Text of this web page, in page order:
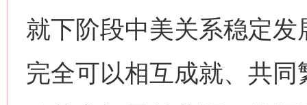
就下阶段中美关系稳定
完全可以相互成就、共